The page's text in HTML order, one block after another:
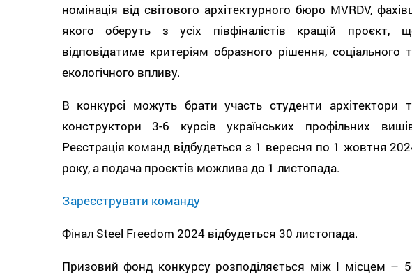
номінація від світового архітектурного бюро MVRDV,
якого оберуть з усіх півфіналістів кращій проєкт,
відповідатиме критеріям образного рішення, соціального
екологічного впливу.
В конкурсі можуть брати участь студенти архітектори
конструктори 3-6 курсів українських профільних
Реєстрація команд відбудеться з 1 вересня по 1 жовтня
року, а подача проєктів можлива до 1 листопада.
Зареєструвати команду
Фінал Steel Freedom 2024 відбудеться 30 листопада.
Призовий фонд конкурсу розподіляється між I місцем –